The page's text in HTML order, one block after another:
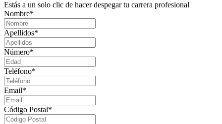
Estás a un solo clic de hacer despegar tu carrera profesional
Nombre*
Apellidos*
Número*
Teléfono*
Email*
Código Postal*